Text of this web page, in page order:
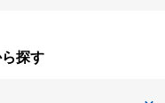
市生野区
美原区
寺市
探す